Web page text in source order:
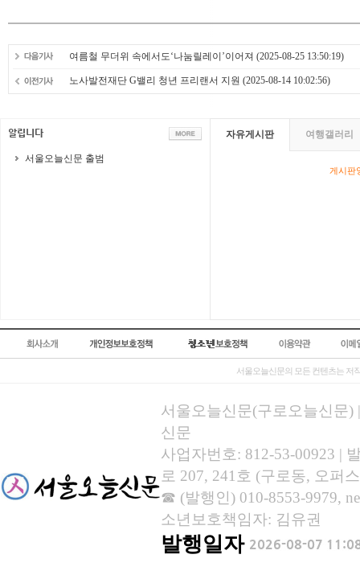
여름철 무더위 속에서도‘나눔릴레이’이어져 (2025-08-25 13:50:19)
노사발전재단 G밸리 청년 프리랜서 지원 (2025-08-14 10:02:56)
서울오늘신문 출범
자유게시판 여행갤러리
게시판
서울오늘신문의 모든 컨텐츠는 저
서울오늘신문(구로오늘신문)
신문
사업자번호: 812-53-00923 |
로 207, 241호 (구로동, 오퍼
☎ (발행인) 010-8553-9979,
소년보호책임자: 김유권
발행일자